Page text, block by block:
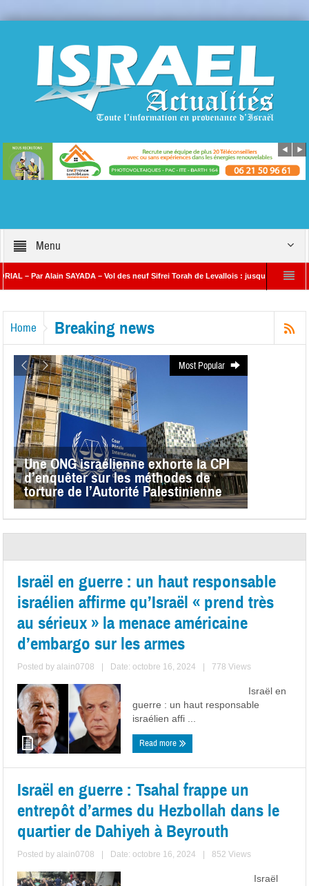
Menu
Alain SAYADA – Vol des neuf Sifrei Torah de Levallois : jusqu’à quand le silence ?
Home Breaking news
Most Popular
Une ONG israélienne exhorte la CPI
d’enquêter sur les méthodes de
torture de l’Autorité Palestinienne
Israël en guerre : un haut responsable
israélien affirme qu’Israël « prend très
au sérieux » la menace américaine
d’embargo sur les armes
Posted byalain0708 Date: octobre 16, 2024 778 Views
Israël en
guerre : un haut responsable
israélien affi ...
Read more
Israël en guerre : Tsahal frappe un
entrepôt d’armes du Hezbollah dans le
quartier de Dahiyeh à Beyrouth
Posted byalain0708 Date: octobre 16, 2024 852 Views
Israël